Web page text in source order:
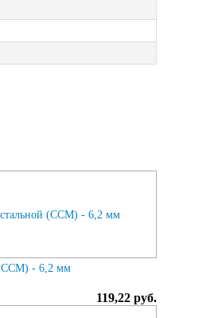
(ССМ) - 6,2 мм
119,22 руб.